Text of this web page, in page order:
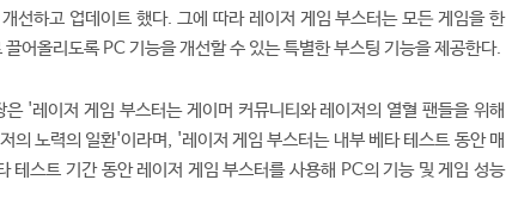
선하고 업데이트 했다. 그에 따라 레이저 게임 부스터는 모든 게임을 한
어올리도록 PC 기능을 개선할 수 있는 특별한 부스팅 기능을 제공한다.
'레이저 게임 부스터는 게이머 커뮤니티와 레이저의 열혈 팬들을 위해
의 노력의 일환'이라며, '레이저 게임 부스터는 내부 베타 테스트 동안 매
테스트 기간 동안 레이저 게임 부스터를 사용해 PC의 기능 및 게임 성능